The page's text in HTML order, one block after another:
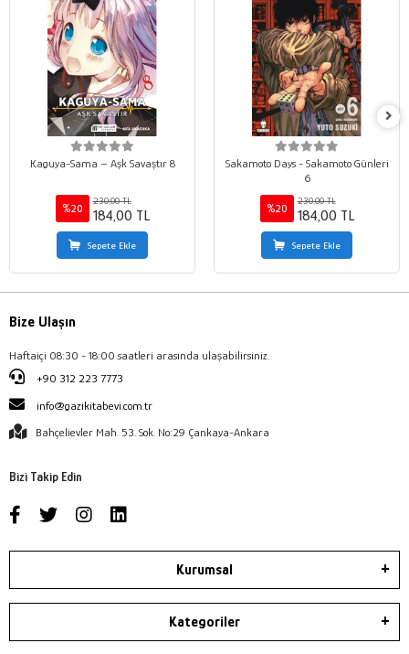
Kaguya-Sama – Aşk Savaştır 8
%20
230,00 TL
184,00 TL
Sepete Ekle
Sakamoto Days - Sakamoto Günleri
6
%20
230,00 TL
184,00 TL
Sepete Ekle
Bize Ulaşın
Haftaiçi 08:30 - 18:00 saatleri arasında ulaşabilirsiniz.
+90 312 223 7773
info@gazikitabevi.com.tr
Bahçelievler Mah. 53. Sok. No:29 Çankaya-Ankara
Bizi Takip Edin
Kurumsal
Kategoriler